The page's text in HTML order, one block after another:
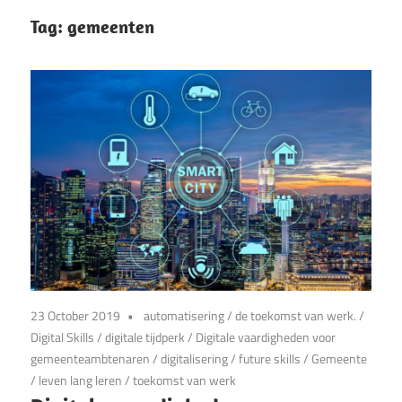
Tag: gemeenten
23 October 2019 automatisering/de toekomst van werk./
Digital Skills/digitale tijdperk/ Digitale vaardigheden voor
gemeenteambtenaren/digitalisering/future skills/Gemeente
/ leven lang leren/toekomst van werk